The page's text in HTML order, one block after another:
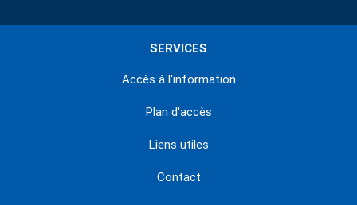
SERVICES
Accès à l'information
Plan d'accès
Liens utiles
Contact